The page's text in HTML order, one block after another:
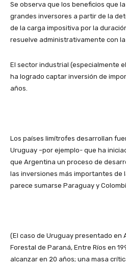
Se observa que los beneficios que
grandes inversores a partir de la
de la carga impositiva por la
resuelve administrativamente con
El sector industrial (especialmente
ha logrado captar inversión de
años.
Los países limítrofes desarrollan
Uruguay –por ejemplo- que ha
que Argentina un proceso de
las inversiones más importantes de
parece sumarse Paraguay y
(El caso de Uruguay presentado en
Forestal de Paraná, Entre Ríos en
alcanzar en 20 años; una masa